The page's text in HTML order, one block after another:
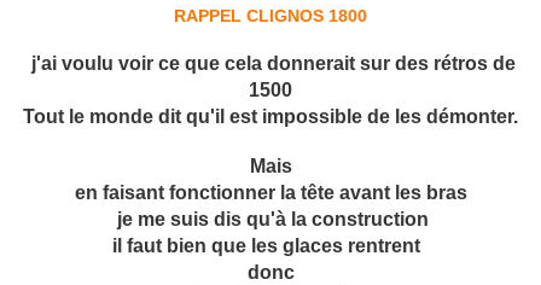
RAPPEL CLIGNOS 1800
j'ai voulu voir ce que cela donnerait sur des rétros de
1500
Tout le monde dit qu'il est impossible de les démonter.
Mais
en faisant fonctionner la tête avant les bras
je me suis dis qu'à la construction
il faut bien que les glaces rentrent
donc